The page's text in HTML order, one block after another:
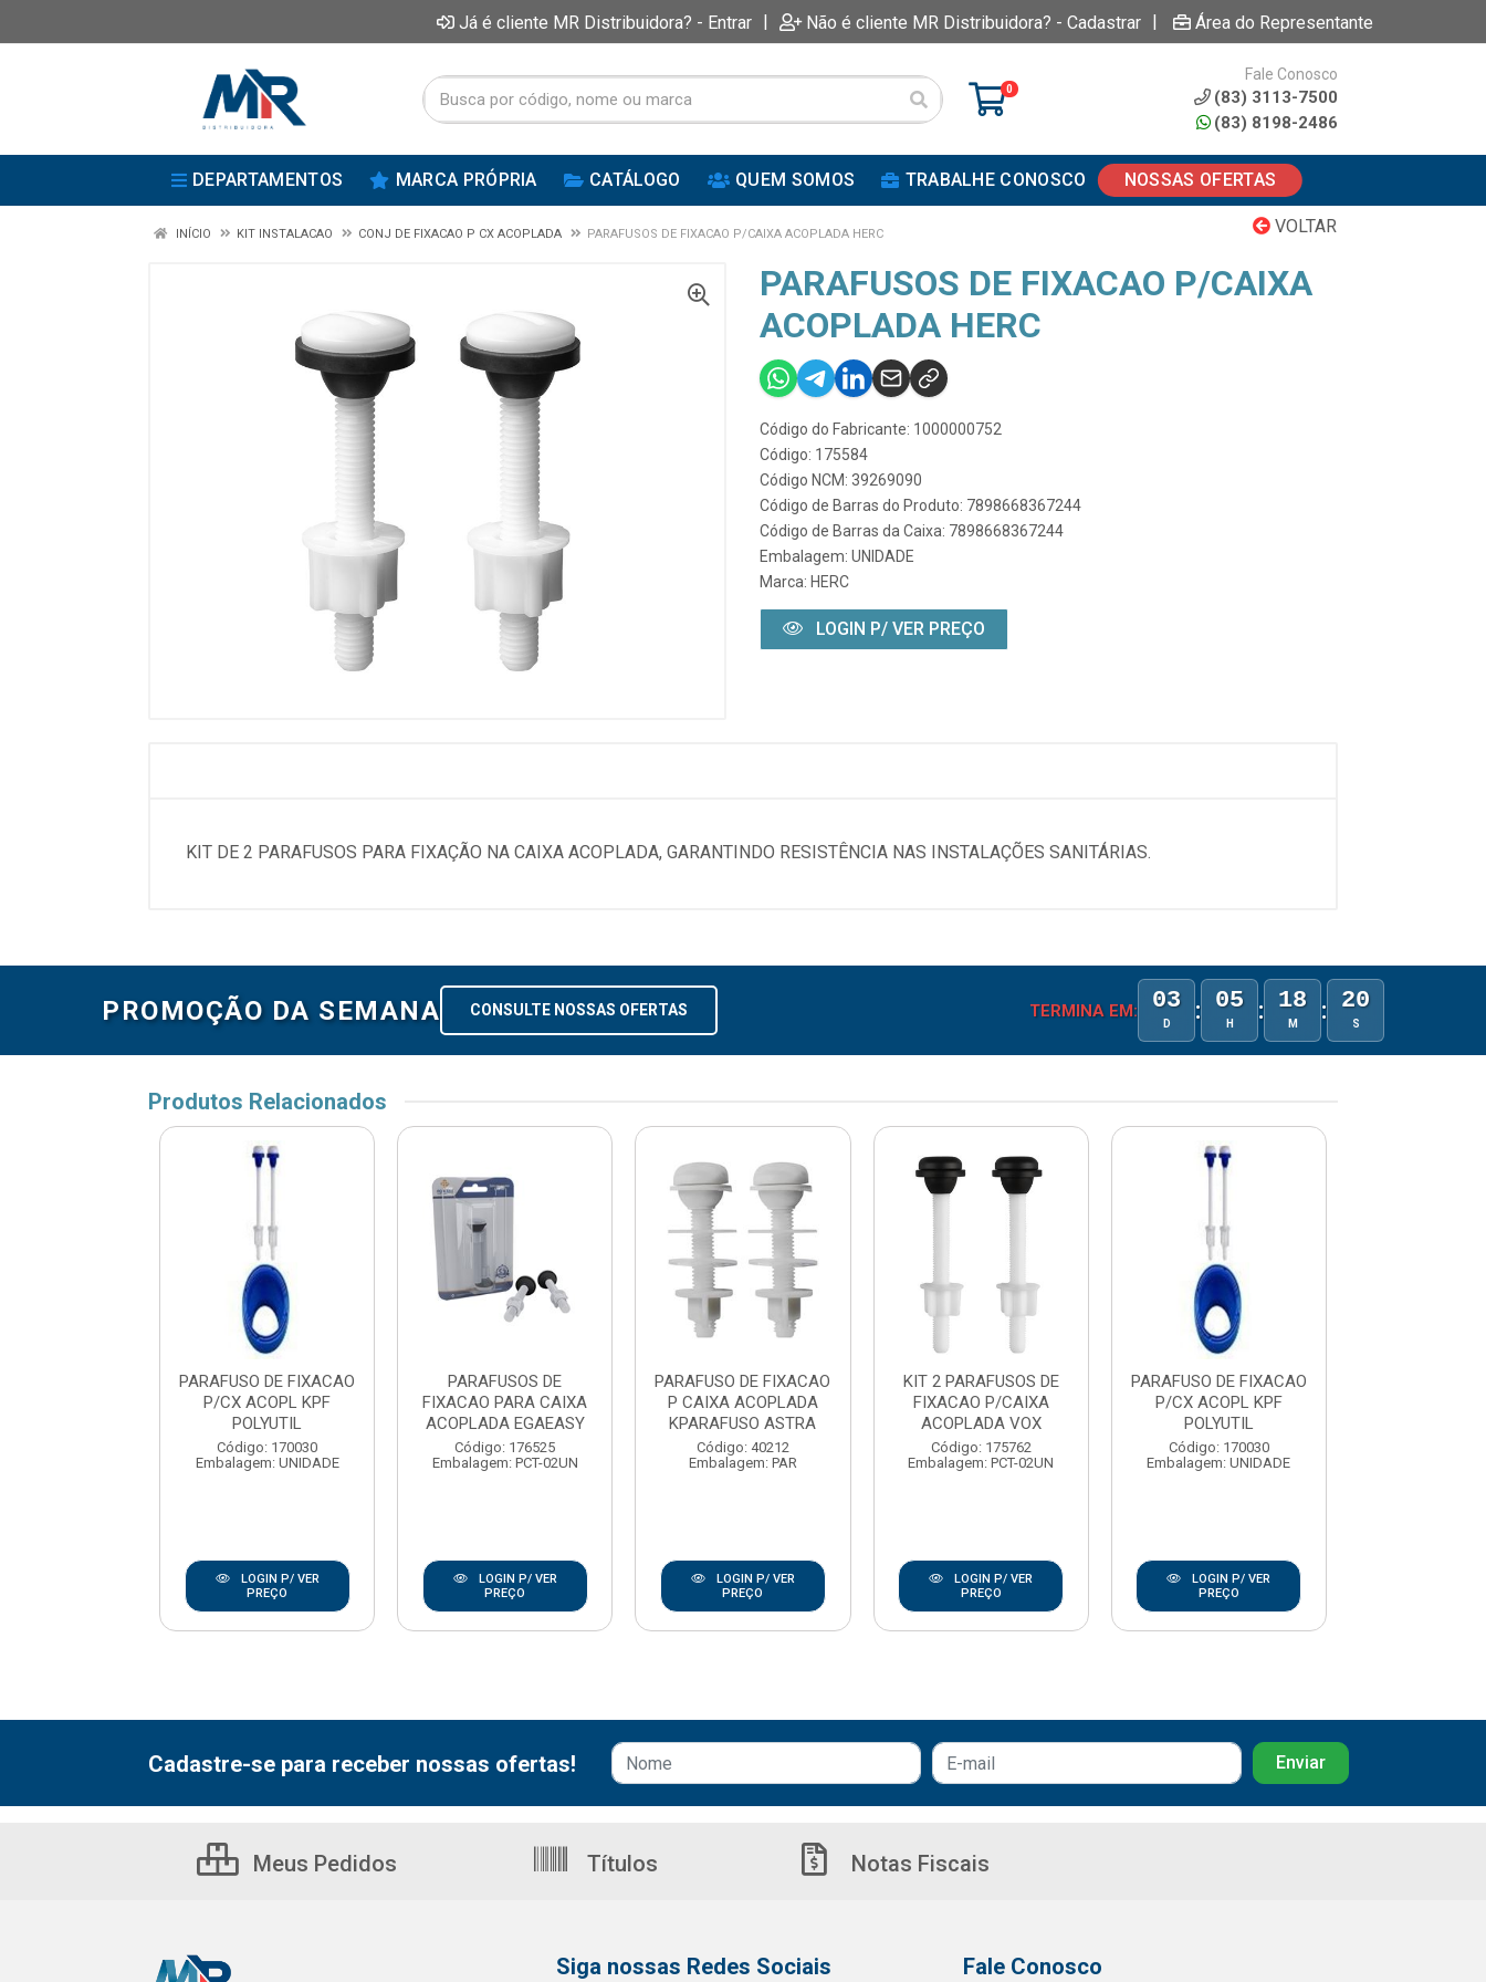
Já é cliente MR Distribuidora? - Entrar | Não é cliente MR Distribuidora? - Cadastrar | Área do Representante
0
Fale Conosco
(83) 3113-7500
(83) 8198-2486
DEPARTAMENTOS MARCA PRÓPRIA CATÁLOGO QUEM SOMOS TRABALHE CONOSCO NOSSAS OFERTAS
VOLTAR
INÍCIO KIT INSTALACAO CONJ DE FIXACAO P CX ACOPLADA PARAFUSOS DE FIXACAO P/CAIXA ACOPLADA HERC
PARAFUSOS DE FIXACAO P/CAIXA
ACOPLADA HERC
Código do Fabricante: 1000000752
Código: 175584
Código NCM: 39269090
Código de Barras do Produto: 7898668367244
Código de Barras da Caixa: 7898668367244
Embalagem: UNIDADE
Marca: HERC
LOGIN P/ VER PREÇO
KIT DE 2 PARAFUSOS PARA FIXAÇÃO NA CAIXA ACOPLADA, GARANTINDO RESISTÊNCIA NAS INSTALAÇÕES SANITÁRIAS.
PROMOÇÃO DA SEMANA CONSULTE NOSSAS OFERTAS TERMINA EM: 03
D : 05
H : 18
M : 20
S
Produtos Relacionados
PARAFUSO DE FIXACAO
P/CX ACOPL KPF
POLYUTIL
Código: 170030
Embalagem: UNIDADE
LOGIN P/ VER
PREÇO
PARAFUSOS DE
FIXACAO PARA CAIXA
ACOPLADA EGAEASY
Código: 176525
Embalagem: PCT-02UN
LOGIN P/ VER
PREÇO
PARAFUSO DE FIXACAO
P CAIXA ACOPLADA
KPARAFUSO ASTRA
Código: 40212
Embalagem: PAR
LOGIN P/ VER
PREÇO
KIT 2 PARAFUSOS DE
FIXACAO P/CAIXA
ACOPLADA VOX
Código: 175762
Embalagem: PCT-02UN
LOGIN P/ VER
PREÇO
PARAFUSO DE FIXACAO
P/CX ACOPL KPF
POLYUTIL
Código: 170030
Embalagem: UNIDADE
LOGIN P/ VER
PREÇO
Cadastre-se para receber nossas ofertas!
Meus Pedidos Títulos Notas Fiscais
Siga nossas Redes Sociais Fale Conosco